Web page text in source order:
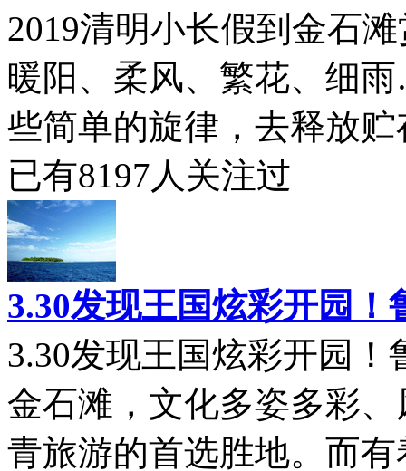
2019清明小长假到金石
暖阳、柔风、繁花、细
些简单的旋律，去释放
已有8197人关注过
3.30发现王国炫彩开园
3.30发现王国炫彩开园
金石滩，文化多姿多彩
青旅游的首选胜地。而